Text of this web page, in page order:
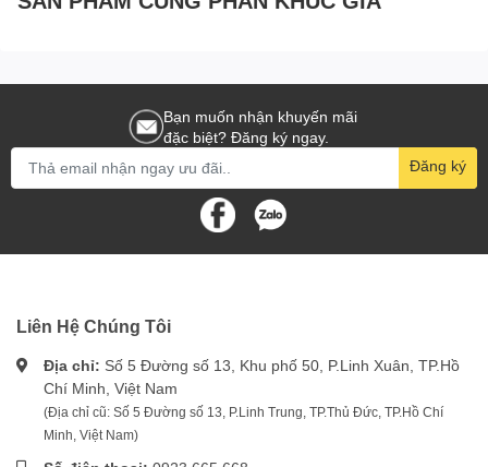
Bạn muốn nhận khuyến mãi
đặc biệt? Đăng ký ngay.
Đăng ký
Liên Hệ Chúng Tôi
Địa chỉ: Số 5 Đường số 13, Khu phố 50, P.Linh Xuân, TP.Hồ
Chí Minh, Việt Nam
(Địa chỉ cũ: Số 5 Đường số 13, P.Linh Trung, TP.Thủ Đức, TP.Hồ Chí
Minh, Việt Nam)